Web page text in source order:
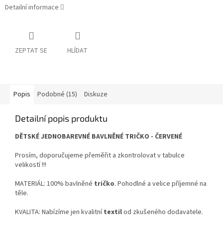
Detailní informace
ZEPTAT SE HLÍDAT
Popis Podobné (15) Diskuze
Detailní popis produktu
DĚTSKÉ JEDNOBAREVNÉ BAVLNĚNÉ TRIČKO - ČERVENÉ
Prosím, doporučujeme přeměřit a zkontrolovat v tabulce
velikostí !!!
MATERIÁL: 100% bavlněné tričko. Pohodlné a velice příjemné na
těle.
KVALITA: Nabízíme jen kvalitnítextilod zkušeného dodavatele.